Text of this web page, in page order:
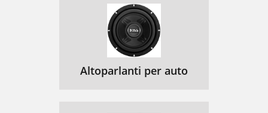
Altoparlanti per auto